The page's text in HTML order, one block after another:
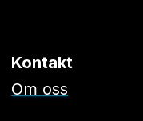
Kontakt
Om oss